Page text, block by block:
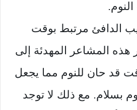
الدافئ مرتبط بوقت
هذه المشاعر المهدئة إلى
قد حان للنوم مما يجعل
بسلام. مع ذلك لا توجد